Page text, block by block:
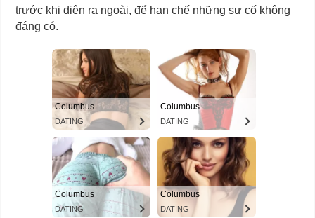
trước khi diện ra ngoài, để hạn chế những sự cố không
đáng có.